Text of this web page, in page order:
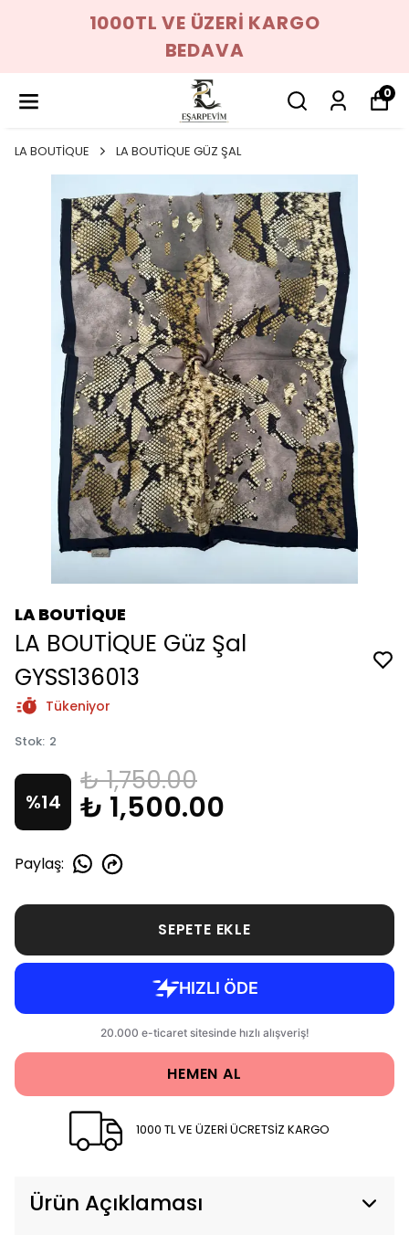
1000TL VE ÜZERİ KARGO
BEDAVA
0
LA BOUTİQUE LA BOUTİQUE GÜZ ŞAL
LA BOUTİQUE
LA BOUTİQUE Güz Şal
GYSS136013
Tükeniyor
Stok: 2
%14
₺ 1,750.00
₺ 1,500.00
Paylaş:
SEPETE EKLE
HEMEN AL
1000 TL VE ÜZERİ ÜCRETSİZ KARGO
Ürün Açıklaması